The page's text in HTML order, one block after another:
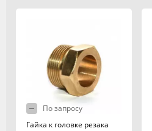
По запросу
Гайка к головке резака